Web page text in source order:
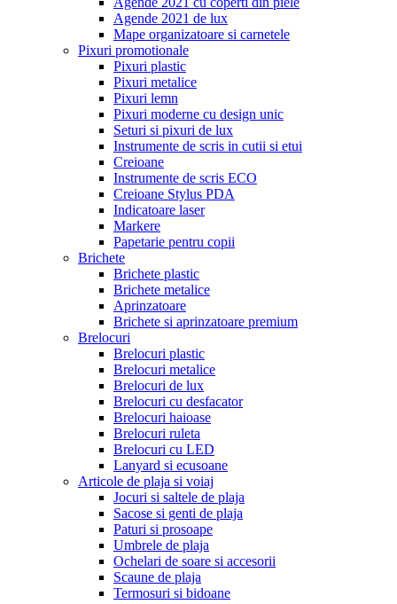
Agende 2021 de lux
Mape organizatoare si carnetele
Pixuri promotionale
Pixuri plastic
Pixuri metalice
Pixuri lemn
Pixuri moderne cu design unic
Seturi si pixuri de lux
Instrumente de scris in cutii si etui
Creioane
Instrumente de scris ECO
Creioane Stylus PDA
Indicatoare laser
Markere
Papetarie pentru copii
Brichete
Brichete plastic
Brichete metalice
Aprinzatoare
Brichete si aprinzatoare premium
Brelocuri
Brelocuri plastic
Brelocuri metalice
Brelocuri de lux
Brelocuri cu desfacator
Brelocuri haioase
Brelocuri ruleta
Brelocuri cu LED
Lanyard si ecusoane
Articole de plaja si voiaj
Jocuri si saltele de plaja
Sacose si genti de plaja
Paturi si prosoape
Umbrele de plaja
Ochelari de soare si accesorii
Scaune de plaja
Termosuri si bidoane